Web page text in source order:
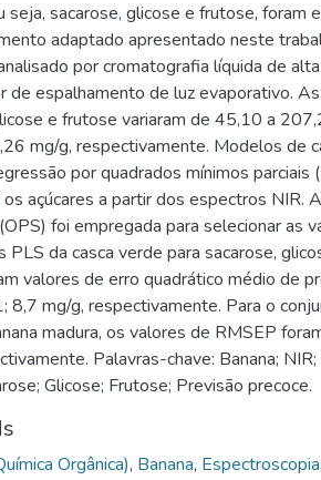
seja, sacarose, glicose e frutose, foram
adaptado apresentado neste
por cromatografia líquida de
de espalhamento de luz evaporativo.
e frutose variaram de 45,10 a
mg/g, respectivamente. Modelos de
por quadrados mínimos parciais
açúcares a partir dos espectros NIR.
foi empregada para selecionar as
PLS da casca verde para sacarose,
valores de erro quadrático médio de
8,7 mg/g, respectivamente. Para o
madura, os valores de RMSEP
Palavras-chave: Banana;
Glicose; Frutose; Previsão precoce.
Orgânica), Banana,